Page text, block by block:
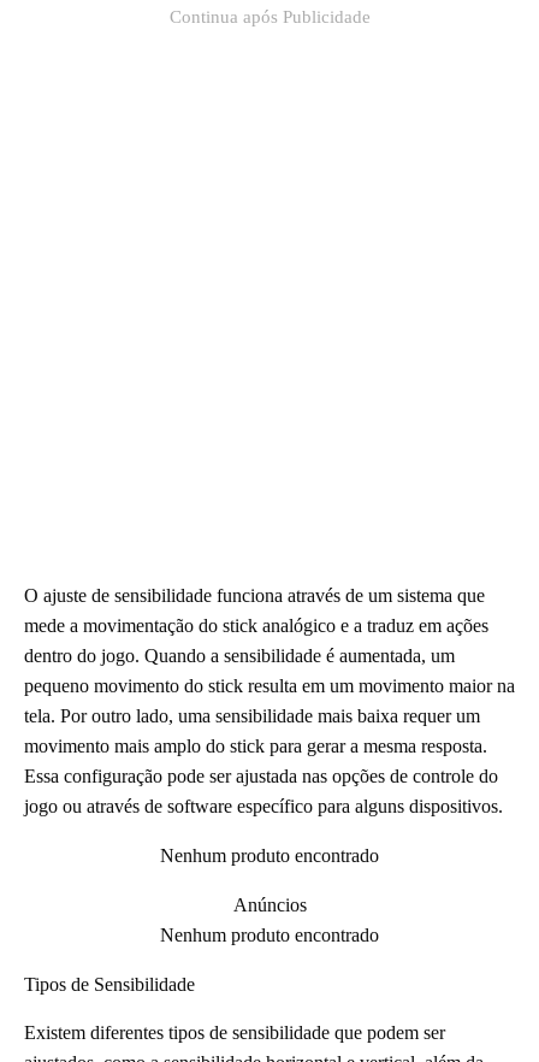
Continua após Publicidade
O ajuste de sensibilidade funciona através de um sistema que
mede a movimentação do stick analógico e a traduz em ações
dentro do jogo. Quando a sensibilidade é aumentada, um
pequeno movimento do stick resulta em um movimento maior na
tela. Por outro lado, uma sensibilidade mais baixa requer um
movimento mais amplo do stick para gerar a mesma resposta.
Essa configuração pode ser ajustada nas opções de controle do
jogo ou através de software específico para alguns dispositivos.
Nenhum produto encontrado
Anúncios
Nenhum produto encontrado
Tipos de Sensibilidade
Existem diferentes tipos de sensibilidade que podem ser